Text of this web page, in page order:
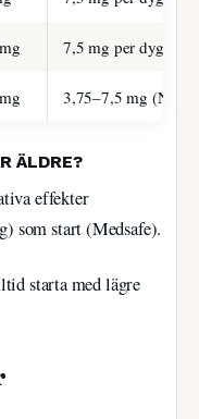
7,5 mg per dygn
3,75–7,5 mg (NHS)
ÄLDRE?
effekter
som start (Medsafe).
starta med lägre